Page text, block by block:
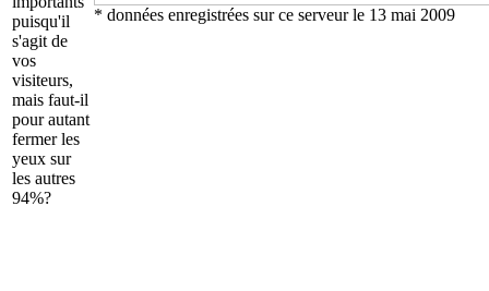
puisqu'il
s'agit de
vos
visiteurs,
mais faut-il
pour autant
fermer les
yeux sur
les autres
94%?
* données enregistrées sur ce serveur le 13 mai 2009